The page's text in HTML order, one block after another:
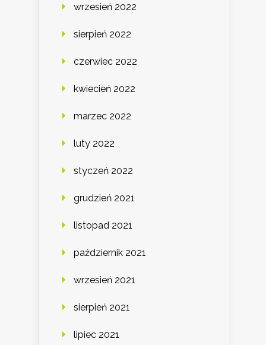
wrzesień 2022
sierpień 2022
czerwiec 2022
kwiecień 2022
marzec 2022
luty 2022
styczeń 2022
grudzień 2021
listopad 2021
październik 2021
wrzesień 2021
sierpień 2021
lipiec 2021